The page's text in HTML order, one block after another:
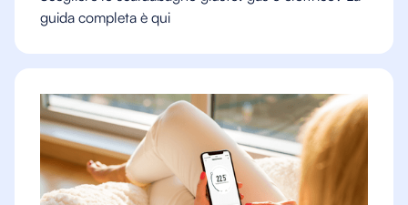
guida completa è qui